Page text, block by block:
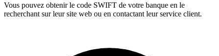
Vous pouvez obtenir le code SWIFT de votre banque en le
recherchant sur leur site web ou en contactant leur service client.